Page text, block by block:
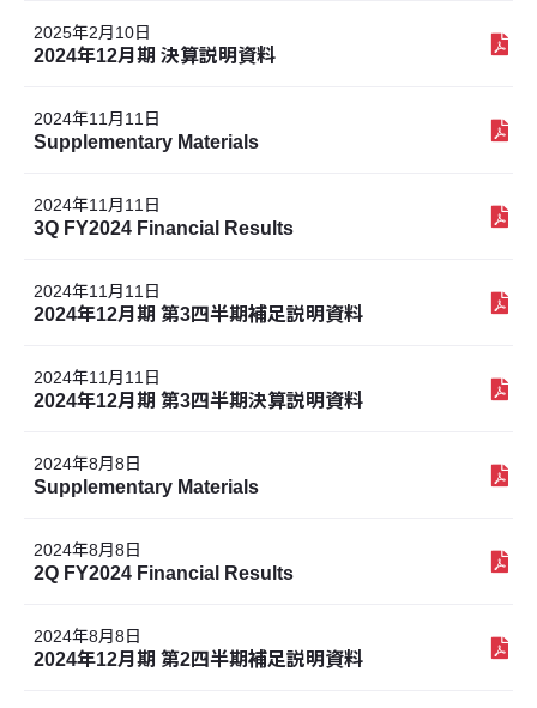
2025年2月10日
2024年12月期 決算説明資料
2024年11月11日
Supplementary Materials
2024年11月11日
3Q FY2024 Financial Results
2024年11月11日
2024年12月期 第3四半期補足説明資料
2024年11月11日
2024年12月期 第3四半期決算説明資料
2024年8月8日
Supplementary Materials
2024年8月8日
2Q FY2024 Financial Results
2024年8月8日
2024年12月期 第2四半期補足説明資料